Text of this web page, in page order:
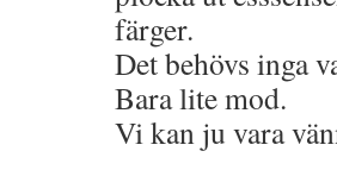
färger.
Det behövs inga
Bara lite mod.
Vi kan ju vara